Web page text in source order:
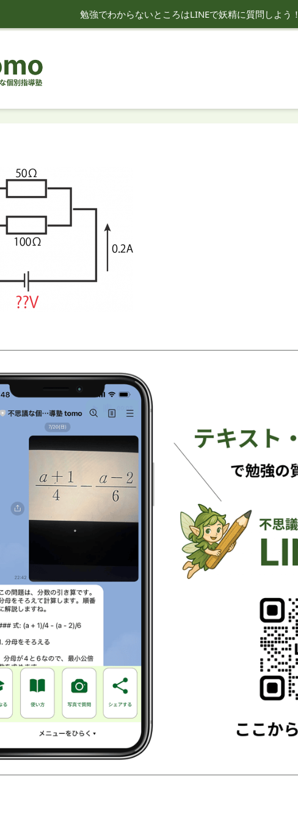
勉強でわからないところはLINEで妖精に質問しよう！